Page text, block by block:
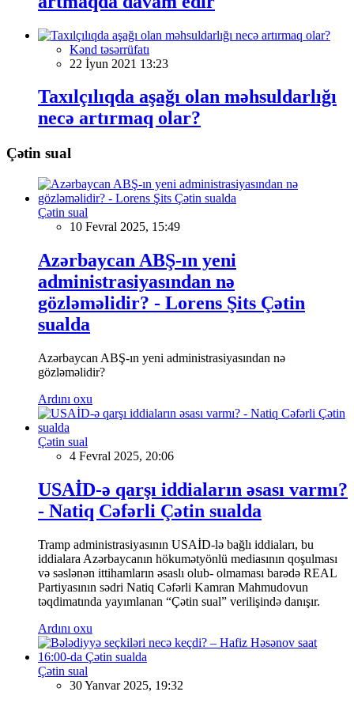
Kənd təsərrüfatı
22 İyun 2021 13:23
Taxılçılıqda aşağı olan məhsuldarlığı
necə artırmaq olar?
Çətin sual
Çətin sual
10 Fevral 2025, 15:49
Azərbaycan ABŞ-ın yeni
administrasiyasından nə
gözləməlidir? - Lorens Şits Çətin
sualda
Azərbaycan ABŞ-ın yeni administrasiyasından nə
gözləməlidir?
Ardını oxu
Çətin sual
4 Fevral 2025, 20:06
USAİD-ə qarşı iddiaların əsası varmı?
- Natiq Cəfərli Çətin sualda
Tramp administrasiyasının USAİD-lə bağlı iddiaları, bu
iddialara Azərbaycanın hökumətyönlü mediasının qoşulması
və səslənən ittihamların əsaslı olub- olmaması barədə REAL
Partiyasının sədri Natiq Cəfərli Kamran Mahmudovun
təqdimatında yayımlanan “Çətin sual” verilişində danışır.
Ardını oxu
Çətin sual
30 Yanvar 2025, 19:32